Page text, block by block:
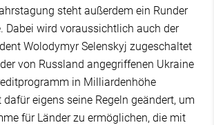
steht außerdem ein Runder
Dabei wird voraussichtlich auch der
Wolodymyr Selenskyj zugeschaltet
von Russland angegriffenen Ukraine
in Milliardenhöhe
eigens seine Regeln geändert, um
für Länder zu ermöglichen, die mit